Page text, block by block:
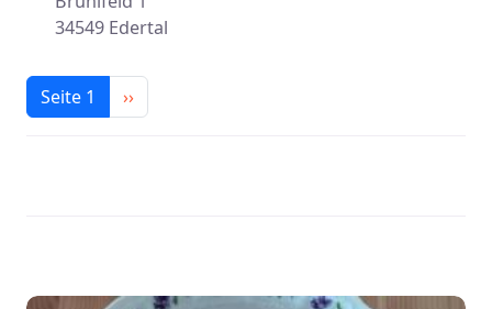
34549 Edertal
Seitennummerierung
Seite 1 Nächste Seite
››